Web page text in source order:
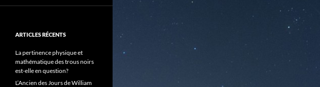
ARTICLES RÉCENTS
La pertinence physique et
mathématique des trous noirs
est-elle en question?
L’Ancien des Jours de William